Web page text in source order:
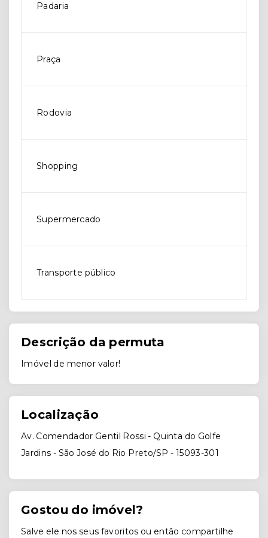
Padaria
Praça
Rodovia
Shopping
Supermercado
Transporte público
Descrição da permuta
Imóvel de menor valor!
Localização
Av. Comendador Gentil Rossi - Quinta do Golfe
Jardins - São José do Rio Preto/SP - 15093-301
Gostou do imóvel?
Salve ele nos seus favoritos ou então compartilhe